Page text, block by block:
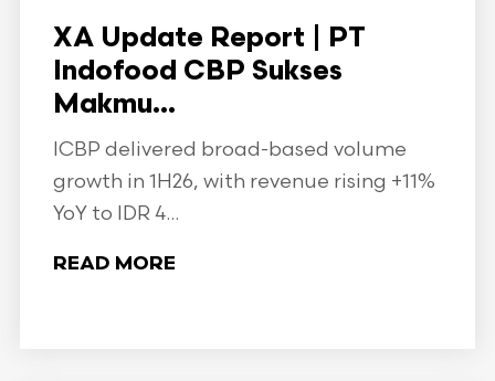
XA Update Report | PT
Indofood CBP Sukses
Makmu...
ICBP delivered broad-based volume
growth in 1H26, with revenue rising +11%
YoY to IDR 4...
READ MORE